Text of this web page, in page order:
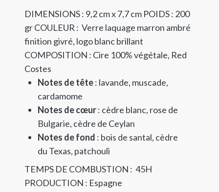
DIMENSIONS : 9,2 cm x 7,7 cm POIDS : 200
grCOULEUR : Verre laquage marron ambré
finition givré, logo blanc brillant
COMPOSITION : Cire 100% végétale, Red
Costes
Notes de tête: lavande, muscade,
cardamome
Notes de cœur: cèdre blanc, rose de
Bulgarie, cèdre de Ceylan
Notes de fond : bois de santal, cèdre
du Texas, patchouli
TEMPS DE COMBUSTION : 45H
PRODUCTION : Espagne